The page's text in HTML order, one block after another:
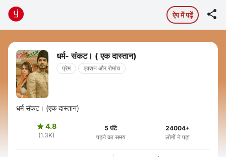
ऐप में पढ़ें 
धर्म- संकट। ( एक दास्तान)
प्रेम एक्शन और रोमांच
धर्म संकट। (एक दास्तान)
4.8
(1.3K)
5 घंटे
पढ़ने का समय
24004+
लोगों ने पढ़ा